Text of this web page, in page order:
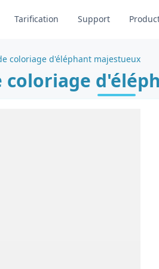
Tarification Support
coloriage d'éléphant majestueux
coloriage